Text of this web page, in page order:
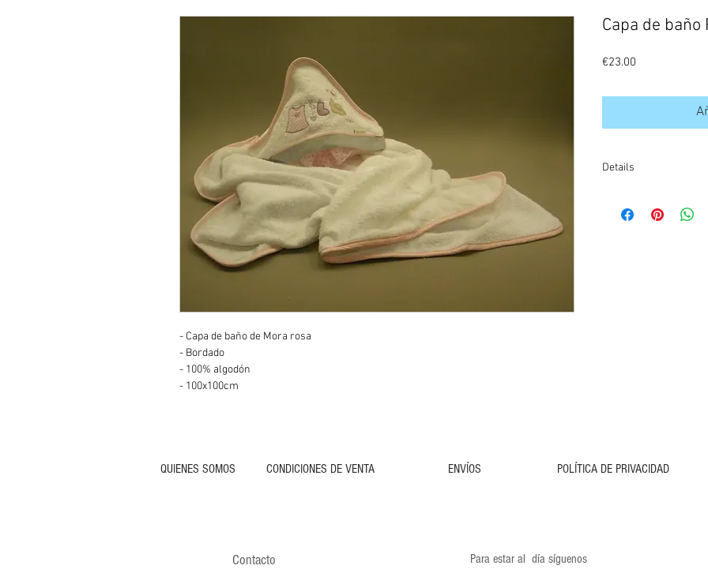
- Capa de baño de Mora rosa
- Bordado
- 100% algodón
- 100x100cm
Capa de baño
€23.00
Details
QUIENES SOMOS CONDICIONES DE VENTA
Contacto
ENVÍOS POLÍTICA DE PRIVACIDAD
Para estar al día síguenos